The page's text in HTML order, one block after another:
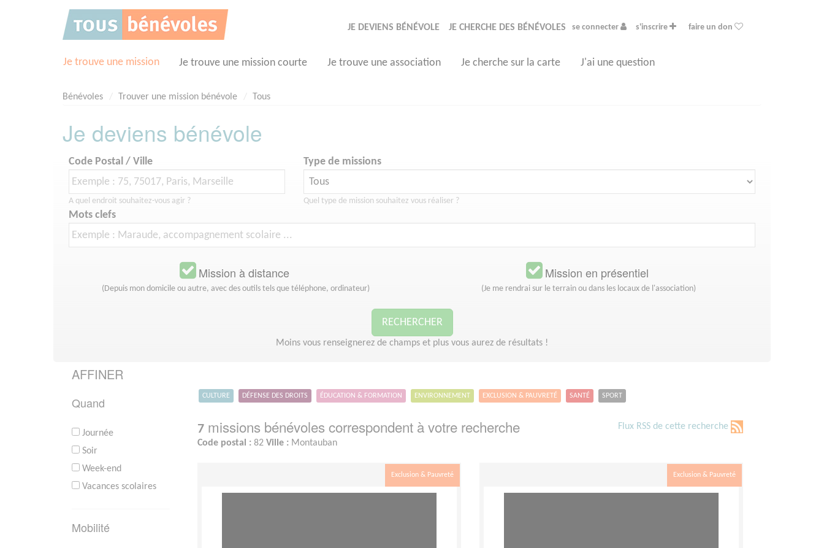
JE DEVIENS BÉNÉVOLE JE CHERCHE DES BÉNÉVOLES se connecter s'inscrire faire un don
Je trouve une mission Je trouve une mission courte Je trouve une association Je cherche sur la carte J'ai une question
Bénévoles Trouver une mission bénévole Tous
Je deviens bénévole
Code Postal / Ville
A quel endroit souhaitez-vous agir ?
Type de missions
Quel type de mission souhaitez vous réaliser ?
Mots clefs
Mission à distance
(Depuis mon domicile ou autre, avec des outils tels que téléphone, ordinateur)
Mission en présentiel
(Je me rendrai sur le terrain ou dans les locaux de l'association)
RECHERCHER
Moins vous renseignerez de champs et plus vous aurez de résultats !
AFFINER
Quand
Journée
Soir
Week-end
Vacances scolaires
Mobilité
CULTURE DÉFENSE DES DROITS ÉDUCATION & FORMATION ENVIRONNEMENT EXCLUSION & PAUVRETÉ SANTÉ SPORT
Flux RSS de cette recherche
7 missions bénévoles correspondent à votre recherche
Code postal : 82 Ville : Montauban
Exclusion & Pauvreté Exclusion & Pauvreté